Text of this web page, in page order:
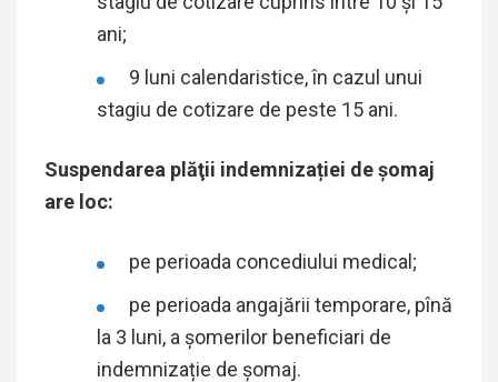
ani;
9 luni calendaristice, în cazul unui
stagiu de cotizare de peste 15 ani.
Suspendarea plăţii indemnizației de şomaj
are loc:
pe perioada concediului medical;
pe perioada angajării temporare, pînă
la 3 luni, a șomerilor beneficiari de
indemnizație de șomaj.